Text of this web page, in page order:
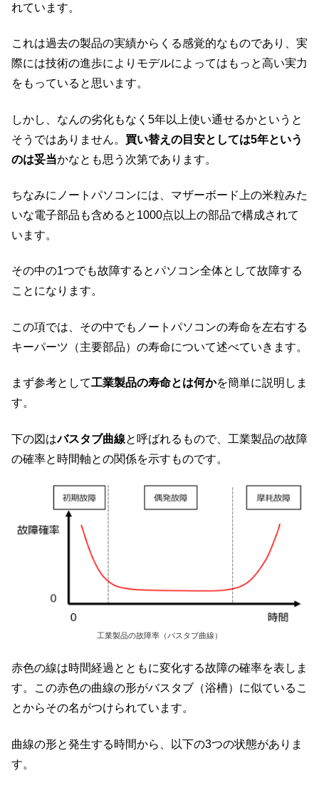
れています。
これは過去の製品の実績からくる感覚的なものであり、実
際には技術の進歩によりモデルによってはもっと高い実力
をもっていると思います。
しかし、なんの劣化もなく5年以上使い通せるかというと
そうではありません。 買い替えの目安としては5年という
のは妥当かなとも思う次第であります。
ちなみにノートパソコンには、マザーボード上の米粒みた
いな電子部品も含めると1000点以上の部品で構成されて
います。
その中の1つでも故障するとパソコン全体として故障する
ことになります。
この項では、その中でもノートパソコンの寿命を左右する
キーパーツ（主要部品）の寿命について述べていきます。
まず参考として工業製品の寿命とは何かを簡単に説明しま
す。
下の図はバスタブ曲線と呼ばれるもので、工業製品の故障
の確率と時間軸との関係を示すものです。
工業製品の故障率（バスタブ曲線）
赤色の線は時間経過とともに変化する故障の確率を表しま
す。この赤色の曲線の形がバスタブ（浴槽）に似ているこ
とからその名がつけられています。
曲線の形と発生する時間から、以下の3つの状態がありま
す。